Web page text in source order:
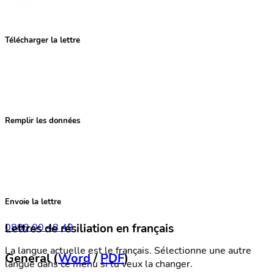
0800 00 48 48
La langue actuelle est le français. Sélectionne une autre
langue dans ce menu si tu veux la changer.
Télécharger la lettre
Remplir les données
Envoie la lettre
Lettres de résiliation en français
General (Word/PDF)